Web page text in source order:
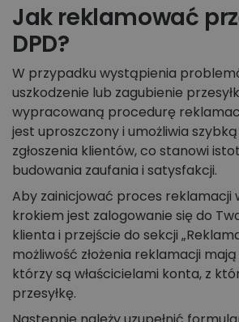
Jak reklamować
DPD?
W przypadku wystąpienia
uszkodzenie lub zagubienie
wypracowaną procedurę
jest uproszczony i umożliwia
zgłoszenia klientów, co stanowi
budowania zaufania i satysfakcji.
Aby zainicjować proces reklamacji
krokiem jest zalogowanie się do
klienta i przejście do sekcji
możliwość złożenia reklamacji
którzy są właścicielami konta, z
przesyłkę.